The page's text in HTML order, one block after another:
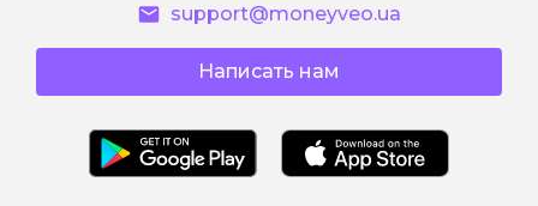
внаслідок застосування правил
розрахунку грошових зобов’язань
споживача по сплаті процентів за
розміру Базової процентної ставки і
скасування правил нарахування
support@moneyveo.ua
Написать нам